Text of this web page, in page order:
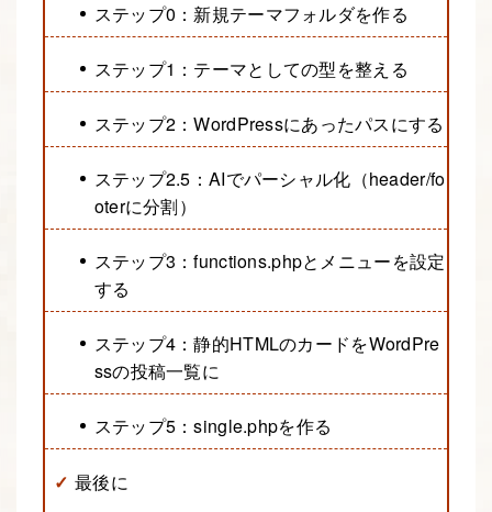
ステップ0：新規テーマフォルダを作る
ステップ1：テーマとしての型を整える
ステップ2：WordPressにあったパスにする
ステップ2.5：AIでパーシャル化（header/fo
oterに分割）
ステップ3：functions.phpとメニューを設定
する
ステップ4：静的HTMLのカードをWordPre
ssの投稿一覧に
ステップ5：single.phpを作る
最後に